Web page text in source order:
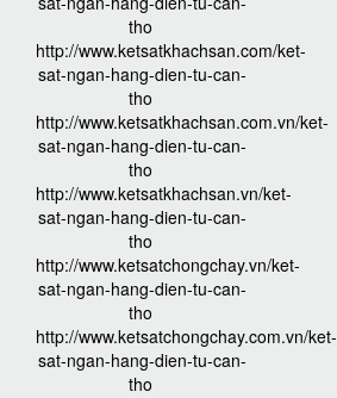
tho
http://www.ketsatkhachsan.com/ket-
sat-ngan-hang-dien-tu-can-
tho
http://www.ketsatkhachsan.com.vn/ket-
sat-ngan-hang-dien-tu-can-
tho
http://www.ketsatkhachsan.vn/ket-
sat-ngan-hang-dien-tu-can-
tho
http://www.ketsatchongchay.vn/ket-
sat-ngan-hang-dien-tu-can-
tho
http://www.ketsatchongchay.com.vn/ket-
sat-ngan-hang-dien-tu-can-
tho